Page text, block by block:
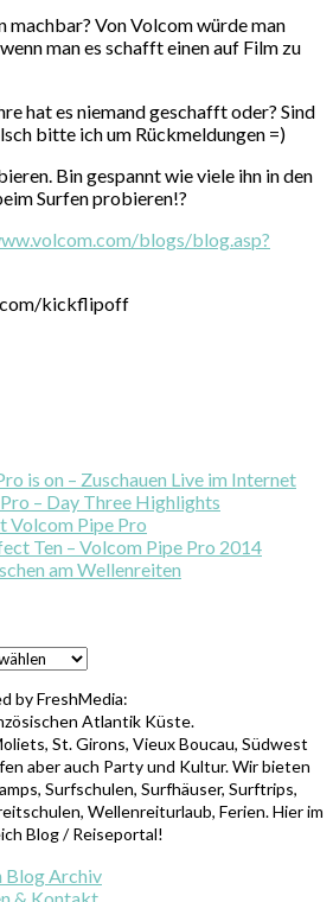
machbar? Von Volcom würde man
man es schafft einen auf Film zu
hat es niemand geschafft oder? Sind
bitte ich um Rückmeldungen =)
Bin gespannt wie viele ihn in den
Surfen probieren!?
blogs/blog.asp?
is on – Zuschauen Live im Internet
– Day Three Highlights
Volcom Pipe Pro
Ten – Volcom Pipe Pro 2014
am Wellenreiten
by FreshMedia:
Atlantik Küste.
St. Girons, Vieux Boucau, Südwest
aber auch Party und Kultur. Wir bieten
Surfschulen, Surfhäuser, Surftrips,
Wellenreiturlaub, Ferien. Hier im
Blog / Reiseportal!
Blog Archiv